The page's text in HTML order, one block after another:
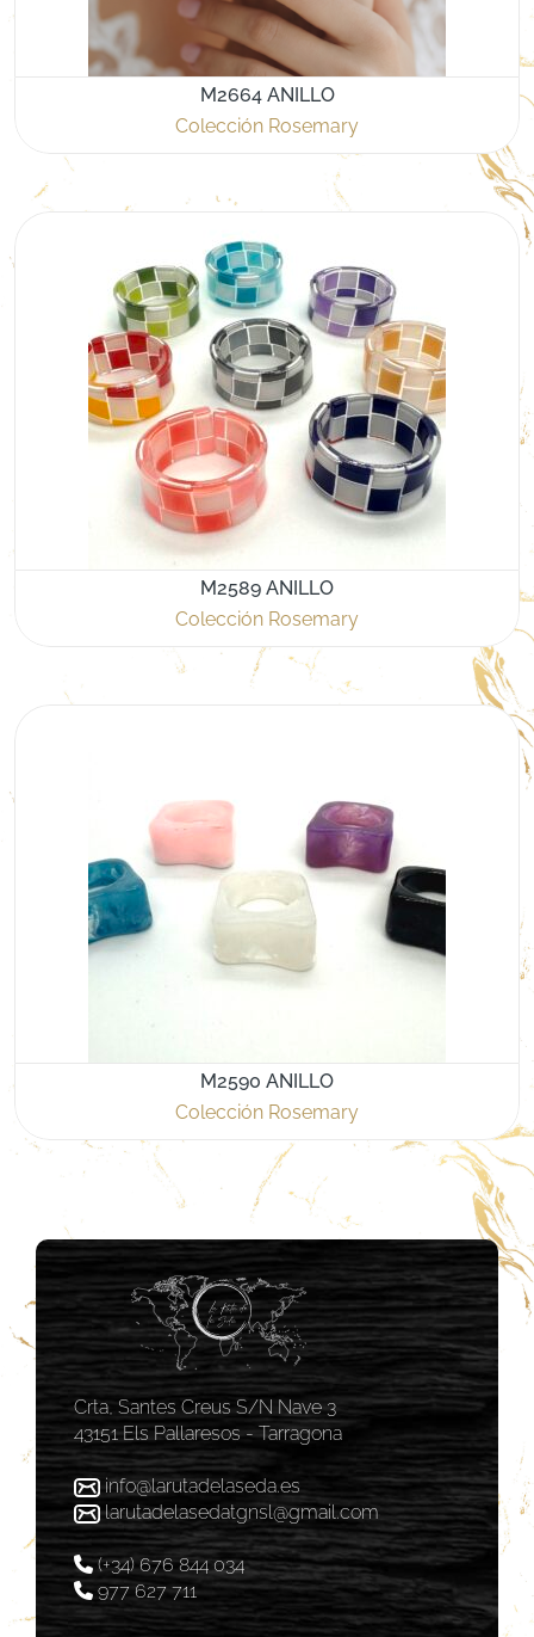
M2664 ANILLO
Colección Rosemary
M2589 ANILLO
Colección Rosemary
M2590 ANILLO
Colección Rosemary
Crta, Santes Creus S/N Nave 3
43151 Els Pallaresos - Tarragona
info@larutadelaseda.es
larutadelasedatgnsl@gmail.com
(+34) 676 844 034
977 627 711